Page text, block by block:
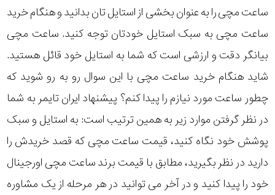
ساعت مچی را به عنوان بخشی از استایل تان بدانید و هنگام خرید
ساعت مچی به سبک استایل خودتان توجه کنید. ساعت مچی
بیانگر دقت و ارزشی است که شما به استایل خود قائل هستید.
شاید هنگام خرید ساعت مچی با این سوال رو به رو شوید که
چطور ساعت مورد نیازم را پیدا کنم؟ پیشنهاد ایران تایمر به شما
در نظر گرفتن موارد زیر به همین ترتیب است: به استایل و سبک
پوشش خود نگاه کنید، قیمت ساعت مچی که قصد خریدش را
دارید در نظر بگیرید، مطابق با قیمت برند ساعت مچی اورجینال
خود را پیدا کنید و در آخر می توانید در هر مرحله از یک مشاوره